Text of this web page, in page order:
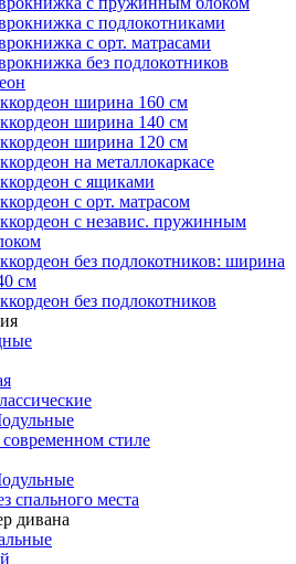
с подлокотниками
с орт. матрасами
без подлокотников
ширина 160 см
ширина 140 см
ширина 120 см
на металлокаркасе
c ящиками
c орт. матрасом
c независ. пружинным
без подлокотников: ширина
см
без подлокотников
стиле
спального места
дивана